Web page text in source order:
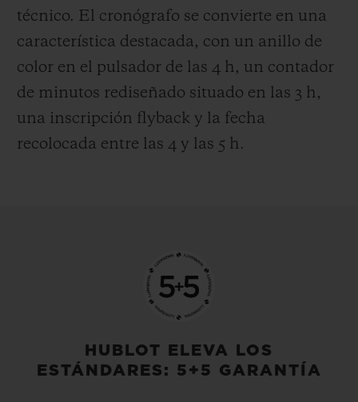
técnico. El cronógrafo se convierte en una
característica destacada, con un anillo de
color en el pulsador de las 4 h, un contador
de minutos rediseñado situado en las 3 h,
una inscripción flyback y la fecha
recolocada entre las 4 y las 5 h.
HUBLOT ELEVA LOS
ESTÁNDARES: 5+5 GARANTÍA